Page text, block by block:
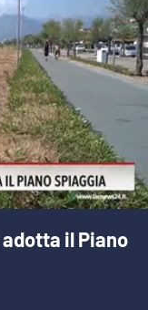
il Piano